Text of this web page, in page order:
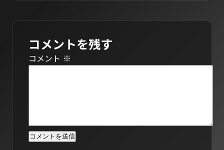
コメントを残す
コメント ※